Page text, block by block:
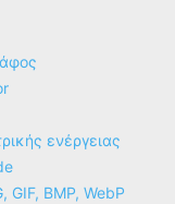
ενέργειας
GIF, BMP, WebP